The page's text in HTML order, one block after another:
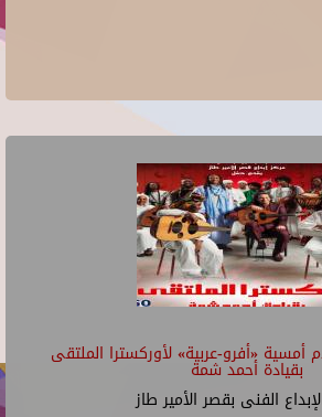
أمسية «أفرو-عربية» لأوركسترا الملتقى
بقيادة أحمد شمة
الفنى بقصر الأمير طاز